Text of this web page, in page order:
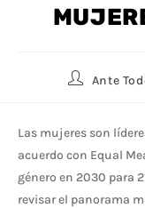
Ante
Las mujeres son
acuerdo con Equal
género en 2030 para
revisar el panorama